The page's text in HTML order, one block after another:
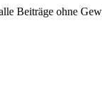
Beiträge ohne